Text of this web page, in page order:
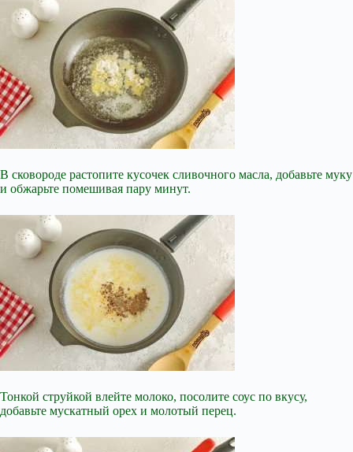
В сковороде растопите кусочек сливочного масла, добавьте муку
и обжарьте помешивая пару минут.
Тонкой струйкой влейте молоко, посолите соус по вкусу,
добавьте мускатный орех и молотый перец.